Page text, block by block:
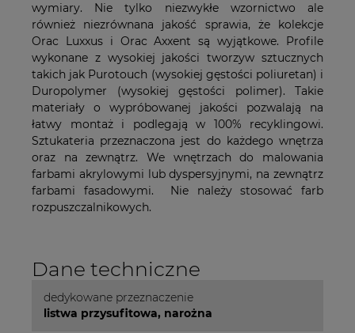
wymiary. Nie tylko niezwykłe wzornictwo ale
również niezrównana jakość sprawia, że kolekcje
Orac Luxxus i Orac Axxent są wyjątkowe. Profile
wykonane z wysokiej jakości tworzyw sztucznych
takich jak Purotouch (wysokiej gęstości poliuretan) i
Duropolymer (wysokiej gęstości polimer). Takie
materiały o wypróbowanej jakości pozwalają na
łatwy montaż i podlegają w 100% recyklingowi.
Sztukateria przeznaczona jest do każdego wnętrza
oraz na zewnątrz. We wnętrzach do malowania
farbami akrylowymi lub dyspersyjnymi, na zewnątrz
farbami fasadowymi. Nie należy stosować farb
rozpuszczalnikowych.
Dane techniczne
dedykowane przeznaczenie
listwa przysufitowa, narożna